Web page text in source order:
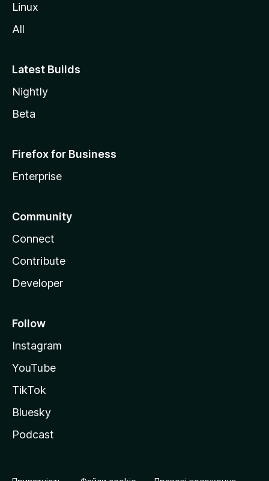
Linux
All
Latest Builds
Nightly
Beta
Firefox for Business
Enterprise
Community
Connect
Contribute
Developer
Follow
Instagram
YouTube
TikTok
Bluesky
Podcast